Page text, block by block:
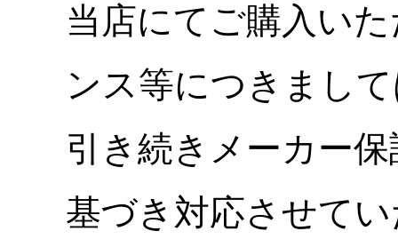
当店にてご購入い
ンス等につきまし
引き続きメーカー
基づき対応させて